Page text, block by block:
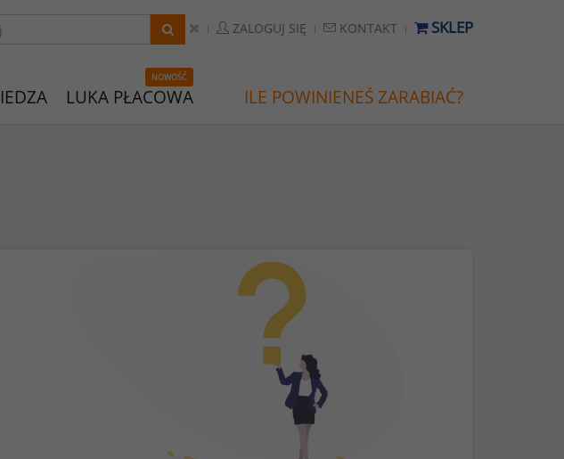
ZALOGUJ SIĘ KONTAKT SKLEP
NOWOŚĆ
LUKA PŁACOWA ILE POWINIENEŚ ZARABIAĆ?